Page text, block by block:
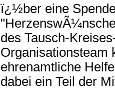
ï¿½ber eine
des Tausch-
ehrenamtliche
dabei ein Teil der